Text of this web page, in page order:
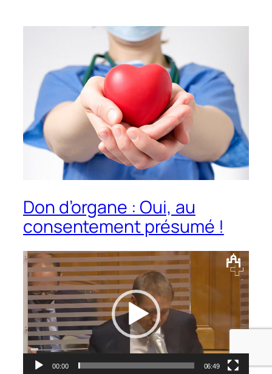
Don d’organe : Oui, au
consentement présumé !
Lecteur
vidéo
00:00 06:49